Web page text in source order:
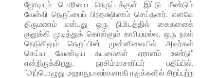
ஜோடியும் பொரியை நெருப்புக்குள் இட்டு மீண்டும்
வேள்வி நெருப்பைப் பிரதக்ஷிணம் செய்தனர். எனவே
திருமணம் என்பது ஒரு நிமிடத்தில் கைகளைக்
குலுக்கி முடித்துக் கொள்ளும் காரியமல்ல, ஒரு நாள்
நெடுகிலும் நெருப்பின் முன்னிலையில் அவர்கள்
செய்ய வேண்டிய கடமைகள் ஏராளம் உண்டு"
என்றிருக்கிறது. நரசிம்மாசாரியர் பதிப்பில்,
"அப்பொழுது மஹாநுபாவர்களாகி ரகுக்களில் சிறப்புற்ற